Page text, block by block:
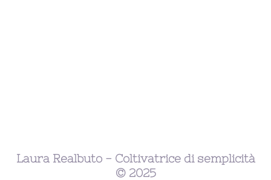
Laura Realbuto - Coltivatrice di semplicità
© 2025